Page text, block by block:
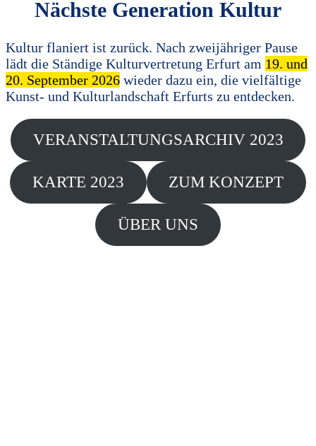
Nächste Generation Kultur
Kultur flaniert ist zurück. Nach zweijähriger Pause
lädt die Ständige Kulturvertretung Erfurt am 19. und
20. September 2026 wieder dazu ein, die vielfältige
Kunst- und Kulturlandschaft Erfurts zu entdecken.
VERANSTALTUNGSARCHIV 2023
KARTE 2023 ZUM KONZEPT
ÜBER UNS